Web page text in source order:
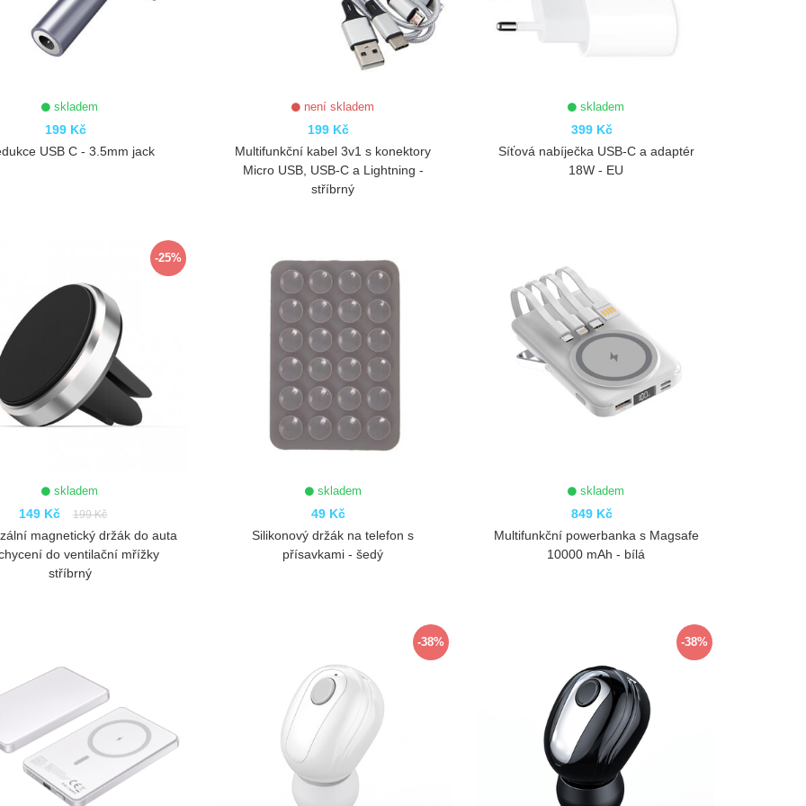
skladem
199 Kč
USB C - 3.5mm jack
není skladem
199 Kč
Multifunkční kabel 3v1 s konektory
Micro USB, USB-C a Lightning -
stříbrný
skladem
399 Kč
Síťová nabíječka USB-C a adaptér
18W - EU
-25%
skladem
149 Kč 199 Kč
magnetický držák do auta
do ventilační mřížky
stříbrný
skladem
49 Kč
Silikonový držák na telefon s
přísavkami - šedý
skladem
849 Kč
Multifunkční powerbanka s Magsafe
10000 mAh - bílá
-38% -38%